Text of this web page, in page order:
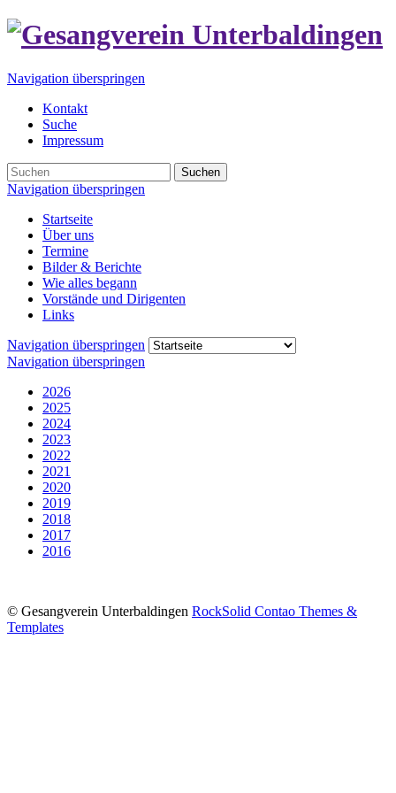
Navigation überspringen
Kontakt
Suche
Impressum
Suchen
Navigation überspringen
Startseite
Über uns
Termine
Bilder & Berichte
Wie alles begann
Vorstände und Dirigenten
Links
Navigation überspringen
Navigation überspringen
2026
2025
2024
2023
2022
2021
2020
2019
2018
2017
2016
© Gesangverein Unterbaldingen RockSolid Contao Themes &
Templates